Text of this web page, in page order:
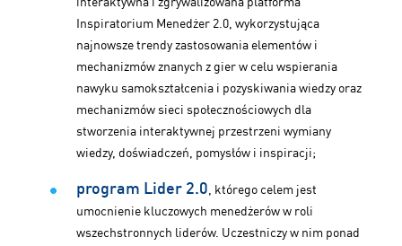
Inspiratorium Menedżer 2.0, wykorzystująca
najnowsze trendy zastosowania elementów i
mechanizmów znanych z gier w celu wspierania
nawyku samokształcenia i pozyskiwania wiedzy oraz
mechanizmów sieci społecznościowych dla
stworzenia interaktywnej przestrzeni wymiany
wiedzy, doświadczeń, pomysłów i inspiracji;
program Lider 2.0, którego celem jest
umocnienie kluczowych menedżerów w roli
wszechstronnych liderów. Uczestniczy w nim ponad